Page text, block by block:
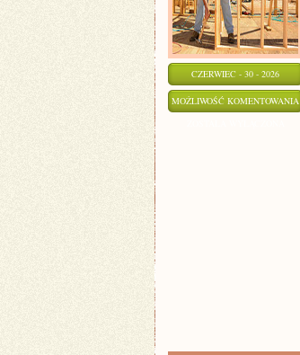
CZERWIEC - 30 - 2026
MOŻLIWOŚĆ KOMENTOWANIA